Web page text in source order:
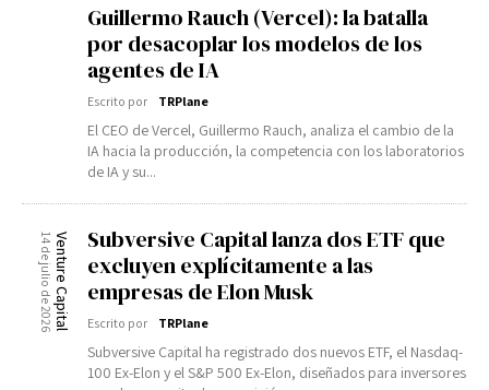
Guillermo Rauch (Vercel): la batalla
por desacoplar los modelos de los
agentes de IA
Escrito por TRPlane
El CEO de Vercel, Guillermo Rauch, analiza el cambio de la
IA hacia la producción, la competencia con los laboratorios
de IA y su...
Venture Capital
14 de julio de 2026
Subversive Capital lanza dos ETF que
excluyen explícitamente a las
empresas de Elon Musk
Escrito por TRPlane
Subversive Capital ha registrado dos nuevos ETF, el Nasdaq-
100 Ex-Elon y el S&P 500 Ex-Elon, diseñados para inversores